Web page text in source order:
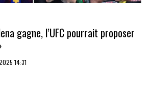
gagne, l’UFC pourrait proposer
14:31